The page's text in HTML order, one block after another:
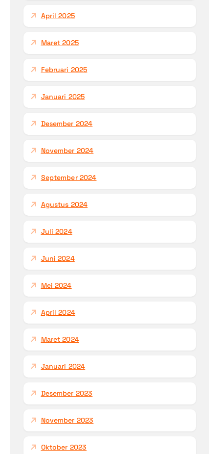
April 2025
Maret 2025
Februari 2025
Januari 2025
Desember 2024
November 2024
September 2024
Agustus 2024
Juli 2024
Juni 2024
Mei 2024
April 2024
Maret 2024
Januari 2024
Desember 2023
November 2023
Oktober 2023